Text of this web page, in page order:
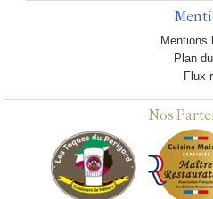
Mentions
Plan
Flux
Nos